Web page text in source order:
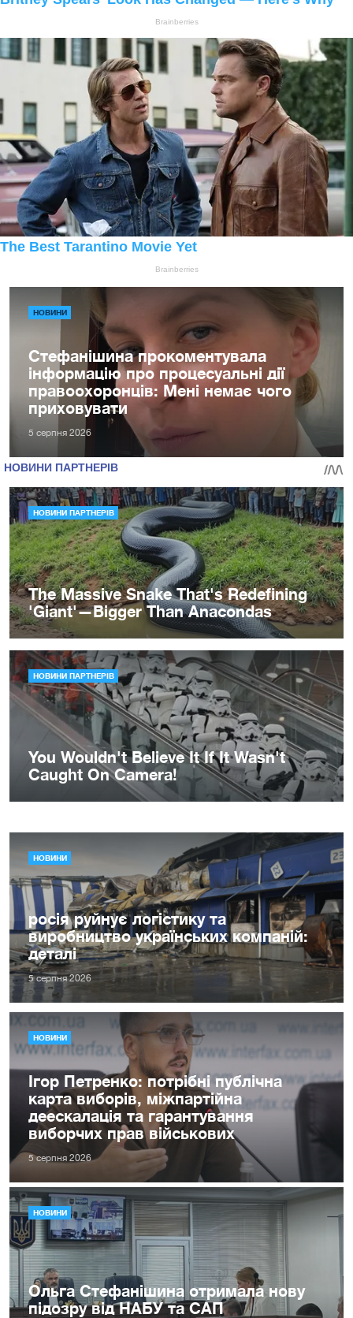
НОВИНИ
Стефанішина прокоментувала
інформацію про процесуальні дії
правоохоронців: Мені немає чого
приховувати
5 серпня 2026
НОВИНИ
росія руйнує логістику та
виробництво українських компаній:
деталі
5 серпня 2026
НОВИНИ
Ігор Петренко: потрібні публічна
карта виборів, міжпартійна
деескалація та гарантування
виборчих прав військових
5 серпня 2026
НОВИНИ
Ольга Стефанішина отримала нову
підозру від НАБУ та САП